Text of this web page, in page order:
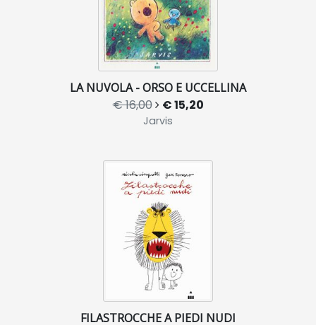
LA NUVOLA - ORSO E UCCELLINA
€ 16,00 € 15,20
Jarvis
FILASTROCCHE A PIEDI NUDI